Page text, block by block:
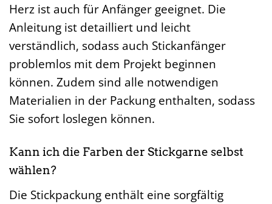
Herz ist auch für Anfänger geeignet. Die
Anleitung ist detailliert und leicht
verständlich, sodass auch Stickanfänger
problemlos mit dem Projekt beginnen
können. Zudem sind alle notwendigen
Materialien in der Packung enthalten, sodass
Sie sofort loslegen können.
Kann ich die Farben der Stickgarne selbst
wählen?
Die Stickpackung enthält eine sorgfältig